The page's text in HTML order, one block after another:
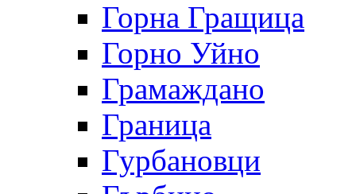
Горна Гращица
Горно Уйно
Грамаждано
Граница
Гурбановци